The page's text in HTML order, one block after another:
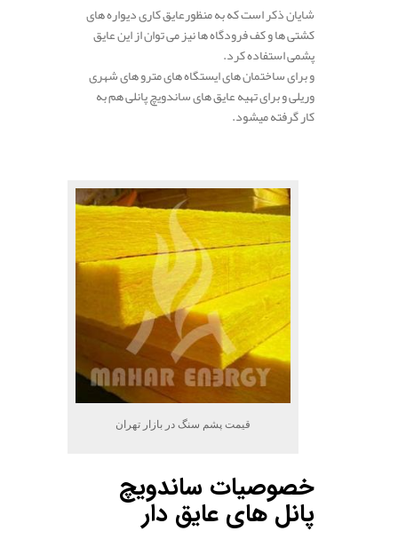
شایان ذکر است که به منظورعایق کاری دیواره های
کشتی ها و کف فرودگاه ها نیز می توان از این عایق
پشمی استفاده کرد.
و برای ساختمان های ایستگاه های مترو های شهری
وریلی و برای تهیه عایق های ساندویچ پانلی هم به
کار گرفته میشود.
قیمت پشم سنگ در بازار تهران
خصوصیات ساندویچ
پانل های عایق دار